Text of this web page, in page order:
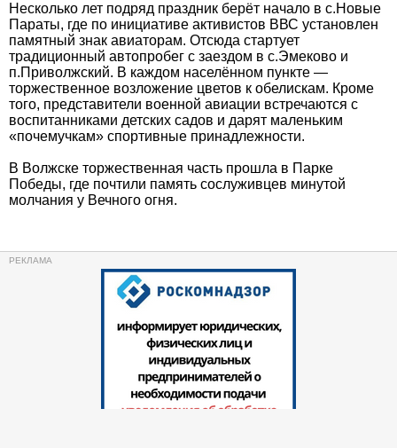
Несколько лет подряд праздник берёт начало в с.Новые
Параты, где по инициативе активистов ВВС установлен
памятный знак авиаторам. Отсюда стартует
традиционный автопробег с заездом в с.Эмеково и
п.Приволжский. В каждом населённом пункте —
торжественное возложение цветов к обелискам. Кроме
того, представители военной авиации встречаются с
воспитанниками детских садов и дарят маленьким
«почемучкам» спортивные принадлежности.
В Волжске торжественная часть прошла в Парке
Победы, где почтили память сослуживцев минутой
молчания у Вечного огня.